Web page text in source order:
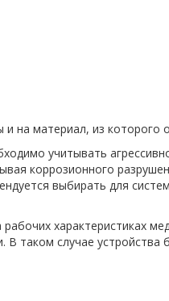
на материал, из которого
учитывать
коррозионного
выбирать для
характеристиках
таком случае устройства